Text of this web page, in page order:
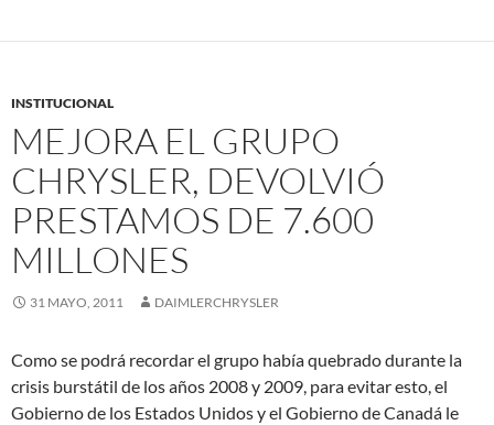
INSTITUCIONAL
MEJORA EL GRUPO
CHRYSLER, DEVOLVIÓ
PRESTAMOS DE 7.600
MILLONES
31 MAYO, 2011 DAIMLERCHRYSLER
Como se podrá recordar el grupo había quebrado durante la
crisis burstátil de los años 2008 y 2009, para evitar esto, el
Gobierno de los Estados Unidos y el Gobierno de Canadá le